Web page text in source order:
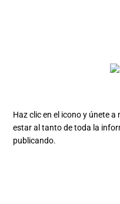
Haz clic en el icono y únete
estar al tanto de toda la
publicando.